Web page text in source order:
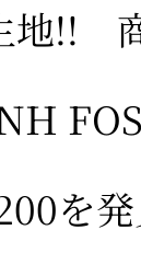
地!!
を発